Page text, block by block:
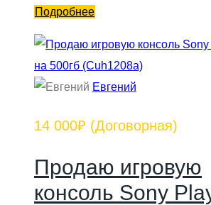
Подробнее
Евгений
14 000₽ (Договорная)
Продаю игровую
консоль Sony